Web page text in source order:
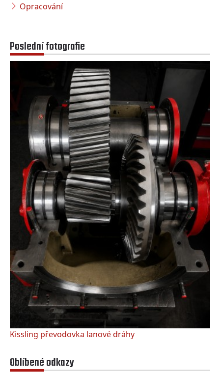
Opracování
Poslední fotografie
Kissling převodovka lanové dráhy
Oblíbené odkazy